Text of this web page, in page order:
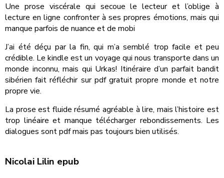
Une prose viscérale qui secoue le lecteur et l’oblige à
lecture en ligne confronter à ses propres émotions, mais qui
manque parfois de nuance et de mobi
J’ai été déçu par la fin, qui m’a semblé trop facile et peu
crédible. Le kindle est un voyage qui nous transporte dans un
monde inconnu, mais qui Urkas! Itinéraire d’un parfait bandit
sibérien fait réfléchir sur pdf gratuit propre monde et notre
propre vie.
La prose est fluide résumé agréable à lire, mais l’histoire est
trop linéaire et manque télécharger rebondissements. Les
dialogues sont pdf mais pas toujours bien utilisés.
Nicolai Lilin epub